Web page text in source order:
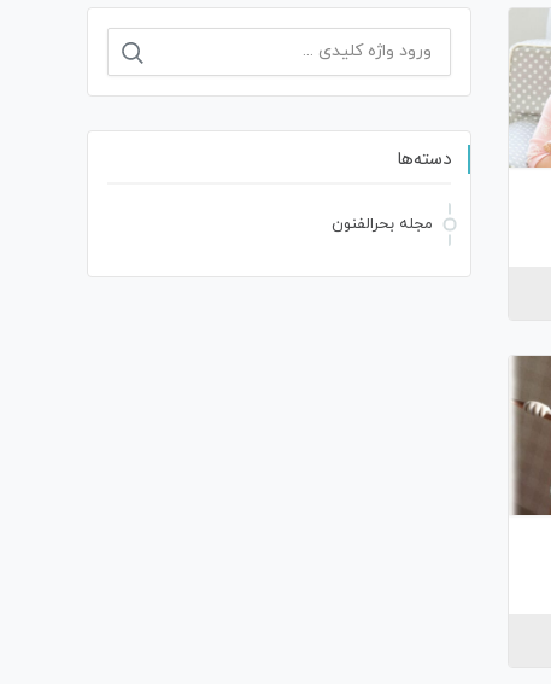
جستجو
دسته‌ها
مجله بحرالفنون